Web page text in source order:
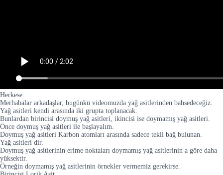
Herkese.
Merhabalar arkadaşlar, bugünkü videomuzda yağ asitlerinden bahsedeceğiz.
Yağ asitleri kendi arasında iki grupta toplanacak.
Bunlardan birincisi doymuş yağ asitleri, ikincisi ise doymamış yağ asitleri.
Önce doymuş yağ asitleri ile başlayalım.
Doymuş yağ asitleri Karbon atomları arasında sadece tekli bağ bulunan.
Yağ asitleri dir.
Doymuş yağ asitlerinin erime noktaları doymamış yağ asitlerinin a göre daha
yüksektir.
Örneğin doymamış yağ asitlerinin örnekler vermemiz gerekirse.